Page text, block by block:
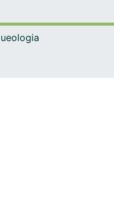
per tot el DD